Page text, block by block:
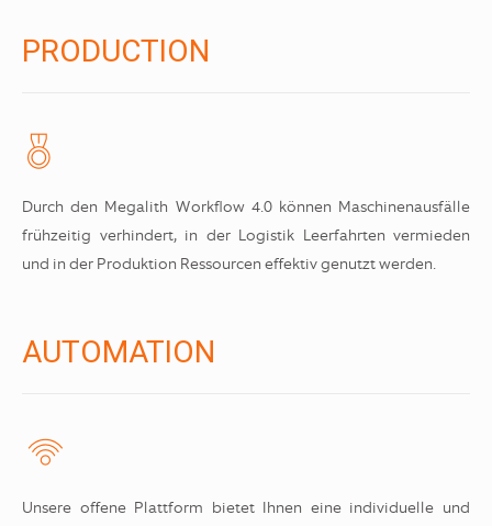
PRODUCTION
Durch den Megalith Workflow 4.0 können Maschinenausfälle
frühzeitig verhindert, in der Logistik Leerfahrten vermieden
und in der Produktion Ressourcen effektiv genutzt werden.
AUTOMATION
Unsere offene Plattform bietet Ihnen eine individuelle und